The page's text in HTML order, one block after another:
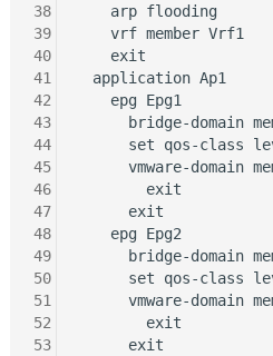
38
39
40
41
42
43
44
45
46
47
48
49
50
51
52
53
    arp flooding
    vrf member Vrf1
    exit
  application Ap1
    epg Epg1
bridge-domain
set qos-class
vmware-domain
        exit
      exit
    epg Epg2
bridge-domain
set qos-class
vmware-domain
        exit
      exit